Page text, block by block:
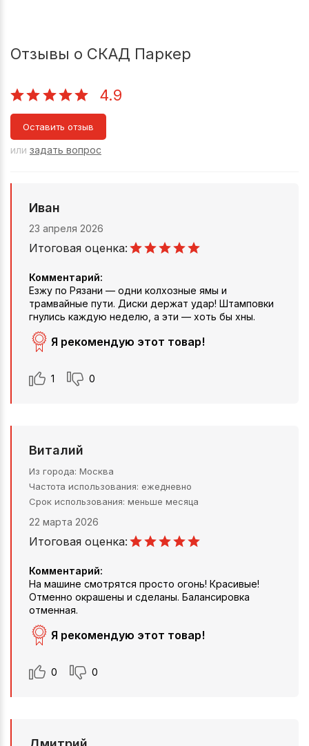
Отзывы о СКАД Паркер
4.9
Оставить отзыв
или задать вопрос
Иван
23 апреля 2026
Итоговая оценка:
Комментарий:
Езжу по Рязани — одни колхозные ямы и
трамвайные пути. Диски держат удар! Штамповки
гнулись каждую неделю, а эти — хоть бы хны.
Я рекомендую этот товар!
1 0
Виталий
Из города Москва
Частота использования ежедневно
Срок использования меньше месяца
22 марта 2026
Итоговая оценка:
Комментарий:
На машине смотрятся просто огонь! Красивые!
Отменно окрашены и сделаны. Балансировка
отменная.
Я рекомендую этот товар!
0 0